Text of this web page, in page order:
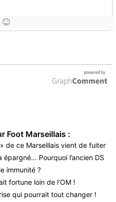
Foot Marseillais :
de ce Marseillais vient de fuiter
Pourquoi l’ancien DS
immunité ?
fortune loin de l’OM !
qui pourrait tout changer !